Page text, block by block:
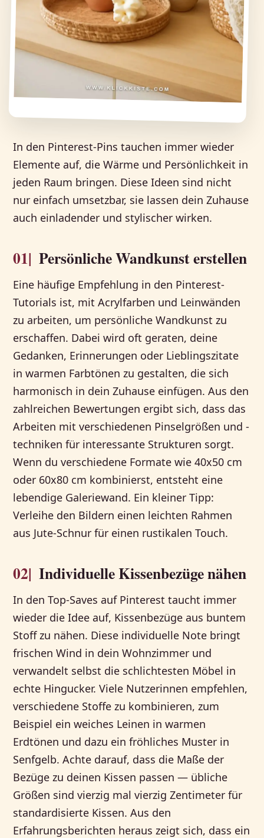
In den Pinterest-Pins tauchen immer wieder
Elemente auf, die Wärme und Persönlichkeit in
jeden Raum bringen. Diese Ideen sind nicht
nur einfach umsetzbar, sie lassen dein Zuhause
auch einladender und stylischer wirken.
01| Persönliche Wandkunst erstellen
Eine häufige Empfehlung in den Pinterest-
Tutorials ist, mit Acrylfarben und Leinwänden
zu arbeiten, um persönliche Wandkunst zu
erschaffen. Dabei wird oft geraten, deine
Gedanken, Erinnerungen oder Lieblingszitate
in warmen Farbtönen zu gestalten, die sich
harmonisch in dein Zuhause einfügen. Aus den
zahlreichen Bewertungen ergibt sich, dass das
Arbeiten mit verschiedenen Pinselgrößen und -
techniken für interessante Strukturen sorgt.
Wenn du verschiedene Formate wie 40x50 cm
oder 60x80 cm kombinierst, entsteht eine
lebendige Galeriewand. Ein kleiner Tipp:
Verleihe den Bildern einen leichten Rahmen
aus Jute-Schnur für einen rustikalen Touch.
02| Individuelle Kissenbezüge nähen
In den Top-Saves auf Pinterest taucht immer
wieder die Idee auf, Kissenbezüge aus buntem
Stoff zu nähen. Diese individuelle Note bringt
frischen Wind in dein Wohnzimmer und
verwandelt selbst die schlichtesten Möbel in
echte Hingucker. Viele Nutzerinnen empfehlen,
verschiedene Stoffe zu kombinieren, zum
Beispiel ein weiches Leinen in warmen
Erdtönen und dazu ein fröhliches Muster in
Senfgelb. Achte darauf, dass die Maße der
Bezüge zu deinen Kissen passen — übliche
Größen sind vierzig mal vierzig Zentimeter für
standardisierte Kissen. Aus den
Erfahrungsberichten heraus zeigt sich, dass ein